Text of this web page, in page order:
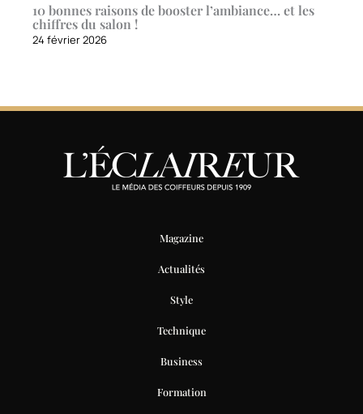
10 bonnes raisons de booster l’ambiance… et les
chiffres du salon !
24 février 2026
Magazine
Actualités
Style
Technique
Business
Formation